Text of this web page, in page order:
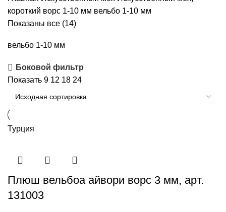
короткий ворс 1-10 мм вельбо 1-10 мм
Показаны все (14)
вельбо 1-10 мм
Боковой фильтр
Показать 9 12 18 24
Турция
Плюш вельбоа айвори ворс 3 мм, арт.
131003